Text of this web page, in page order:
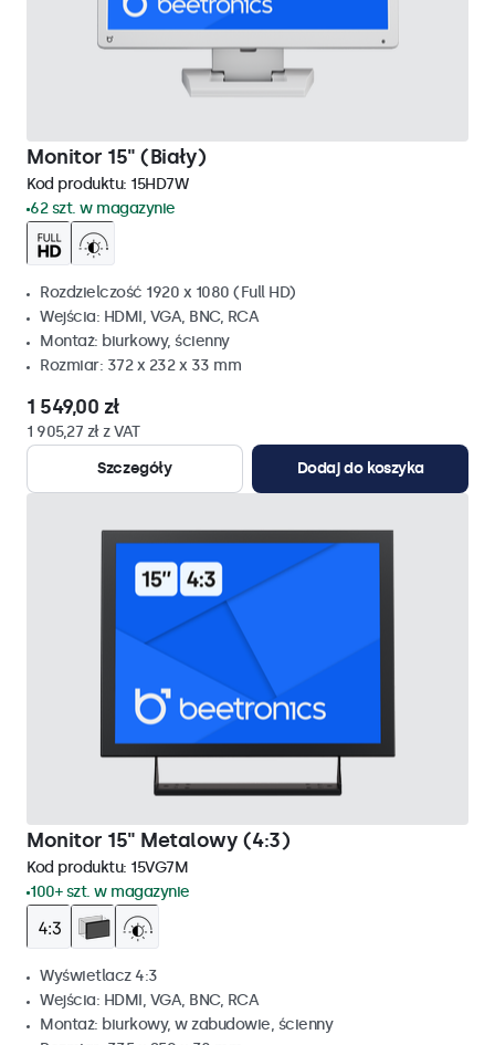
Monitor 15" (Biały)
Kod produktu: 15HD7W
62 szt. w magazynie
Rozdzielczość 1920 x 1080 (Full HD)
Wejścia: HDMI, VGA, BNC, RCA
Montaż: biurkowy, ścienny
Rozmiar: 372 x 232 x 33 mm
1 549,00 zł
1 905,27 zł z VAT
Szczegóły
Dodaj do koszyka
Monitor 15" Metalowy (4:3)
Kod produktu: 15VG7M
100+ szt. w magazynie
Wyświetlacz 4:3
Wejścia: HDMI, VGA, BNC, RCA
Montaż: biurkowy, w zabudowie, ścienny